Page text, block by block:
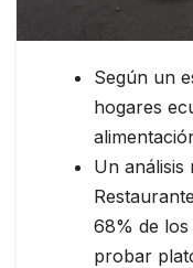
Según un
hogares
Un análisis
68% de los
probar